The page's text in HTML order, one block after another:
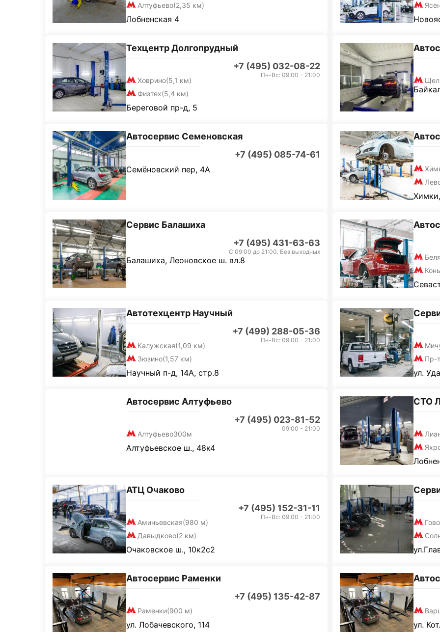
Алтуфьево(2,35 км)
Лобненская 4
Техцентр Долгопрудный
+7 (495) 032-08-22
Ховрино(5,1 км)
Физтех(5,4 км)
Пн-Вс: 09:00 - 21:00
Береговой пр-д, 5
Автосервис Семеновская
+7 (495) 085-74-61
Семёновский пер, 4А
Сервис Балашиха
+7 (495) 431-63-63
С 09:00 до 21:00. Без выходных
Балашиха, Леоновское ш. вл.8
Автотехцентр Научный
+7 (499) 288-05-36
Калужская(1,09 км)
Зюзино(1,57 км)
Пн-Вс: 09:00 - 21:00
Научный п-д, 14А, стр.8
Пр-
ул.
Автосервис Алтуфьево
+7 (495) 023-81-52
Алтуфьево300м
09:00 - 21:00
Алтуфьевское ш., 48к4
СТО
АТЦ Очаково
+7 (495) 152-31-11
Аминьевская(980 м)
Давыдково(2 км)
Пн-Вс: 09:00 - 21:00
Очаковское ш., 10к2с2
Автосервис Раменки
+7 (495) 135-42-87
Раменки(900 м)
ул. Лобачевского, 114 ул.